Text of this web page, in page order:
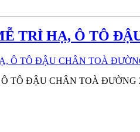
TRÌ HẠ, Ô TÔ
TÔ ĐẬU CHÂN TOÀ ĐƯỜNG